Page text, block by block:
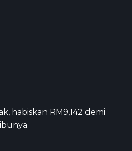
habiskan RM9,142 demi